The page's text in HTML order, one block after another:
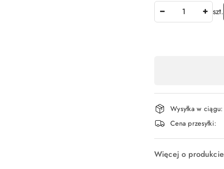
szt.
płatność
i
dostawa
Wysyłka w ciągu:
Cena przesyłki:
Więcej o produkcie